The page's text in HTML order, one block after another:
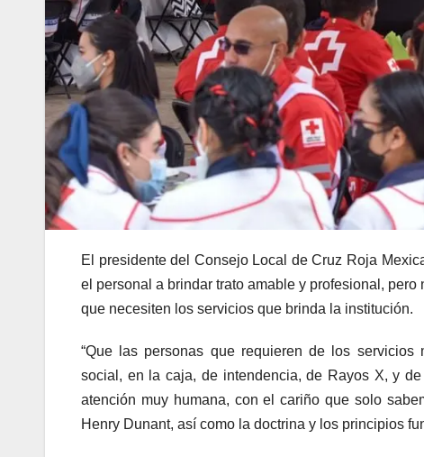
El presidente del Consejo Local de Cruz Roja
el personal a brindar trato amable y profesional,
que necesiten los servicios que brinda la institución.
“Que las personas que requieren de los
social, en la caja, de intendencia, de Rayos X, y
atención muy humana, con el cariño que solo
Henry Dunant, así como la doctrina y los principios